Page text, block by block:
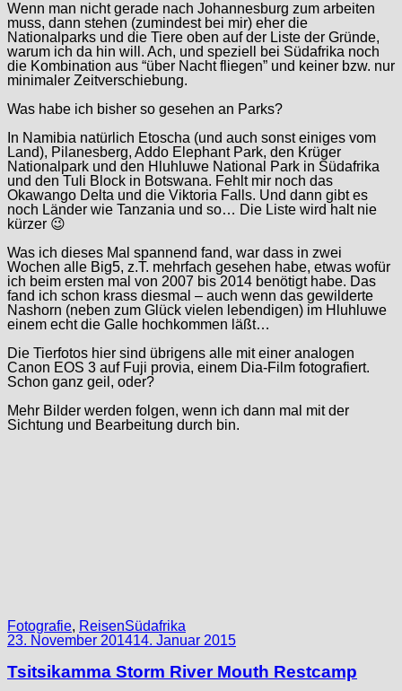
Wenn man nicht gerade nach Johannesburg zum arbeiten
muss, dann stehen (zumindest bei mir) eher die
Nationalparks und die Tiere oben auf der Liste der Gründe,
warum ich da hin will. Ach, und speziell bei Südafrika noch
die Kombination aus “über Nacht fliegen” und keiner bzw. nur
minimaler Zeitverschiebung.
Was habe ich bisher so gesehen an Parks?
In Namibia natürlich Etoscha (und auch sonst einiges vom
Land), Pilanesberg, Addo Elephant Park, den Krüger
Nationalpark und den Hluhluwe National Park in Südafrika
und den Tuli Block in Botswana. Fehlt mir noch das
Okawango Delta und die Viktoria Falls. Und dann gibt es
noch Länder wie Tanzania und so… Die Liste wird halt nie
kürzer 😉
Was ich dieses Mal spannend fand, war dass in zwei
Wochen alle Big5, z.T. mehrfach gesehen habe, etwas wofür
ich beim ersten mal von 2007 bis 2014 benötigt habe. Das
fand ich schon krass diesmal – auch wenn das gewilderte
Nashorn (neben zum Glück vielen lebendigen) im Hluhluwe
einem echt die Galle hochkommen läßt…
Die Tierfotos hier sind übrigens alle mit einer analogen
Canon EOS 3 auf Fuji provia, einem Dia-Film fotografiert.
Schon ganz geil, oder?
Mehr Bilder werden folgen, wenn ich dann mal mit der
Sichtung und Bearbeitung durch bin.
Categories
Fotografie, ReisenCategories
Südafrika
23. November 201414. Januar 2015
Tsitsikamma Storm River Mouth Restcamp